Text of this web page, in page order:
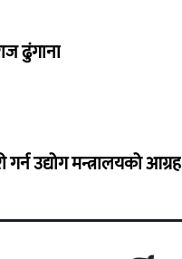
ढुंगाना
उद्योग मन्त्रालयको आग्रह